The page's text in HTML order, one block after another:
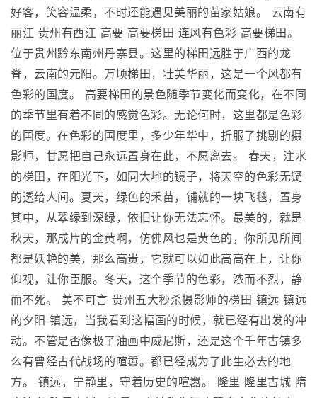
好客，笑容温柔，不时还能遇见美丽的苗家姑娘。 云南有
丽江 贵州有西江 高要 高要梯田 连风有色彩 高要梯田。
位于贵州黔东南州丹寨县。这里的梯田远胜于广西的龙
脊，云南的元阳。万顷梯田，壮美华丽，这是一个风都有
色彩的国度。 高要梯田的景色随季节变化而变化，在不同
的季节里有着不同的感觉色彩。无论何时，这里都是色彩
的国度。在色彩的国度里，多少年华中，折服了挑剔的摄
影师，甘愿把自己永远置身在此，不愿离去。 春天，注水
的梯田，在阳光下，如同大地的镜子，将天空的色彩无疑
的透给人间。夏天，绿色的禾苗，铺就的一块飞毯，置身
其中，从翠绿到深绿，依旧让你无法忘怀。最美的，就是
秋天，那成片的金黄啊，仿佛风也是黄色的，你所见所闻
都是妖艳的美，那么高贵，它就可以如此高高在上，让你
仰视，让你臣服。冬天，这个季节的色彩，浓而不烈，静
而不死。 美不可言 贵州五大秒杀摄影师的梯田 镇远 镇远
的夕阳 镇远，当我看到这幅画的时候，就已经有出发的冲
动。不管是否像极了油画中威尼斯，还是这个千年古镇多
么有曾经古代战场的喧嚣。都已经成为了此生必去的地
方。 镇远，宁静里，守着历史的喧嚣。 隆里 隆里古城 隋